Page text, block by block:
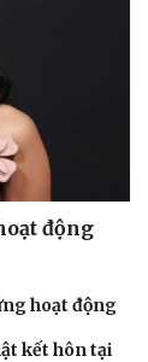
động
hoạt động
kết hôn tại